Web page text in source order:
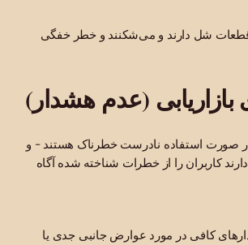
شل دارند و می‌شکنند و خطر خفگی
صورت استفاده نادرست خطرناک هستند - و
کاربران را از خطرات شناخته شده آگاه
کافی در مورد عوارض جانبی جدی یا